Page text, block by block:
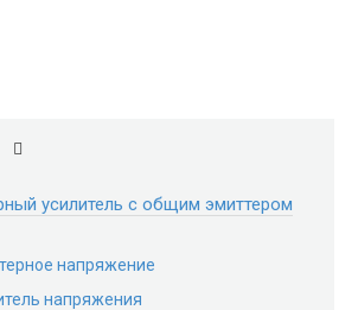
усилитель с общим эмиттером
напряжение
напряжения